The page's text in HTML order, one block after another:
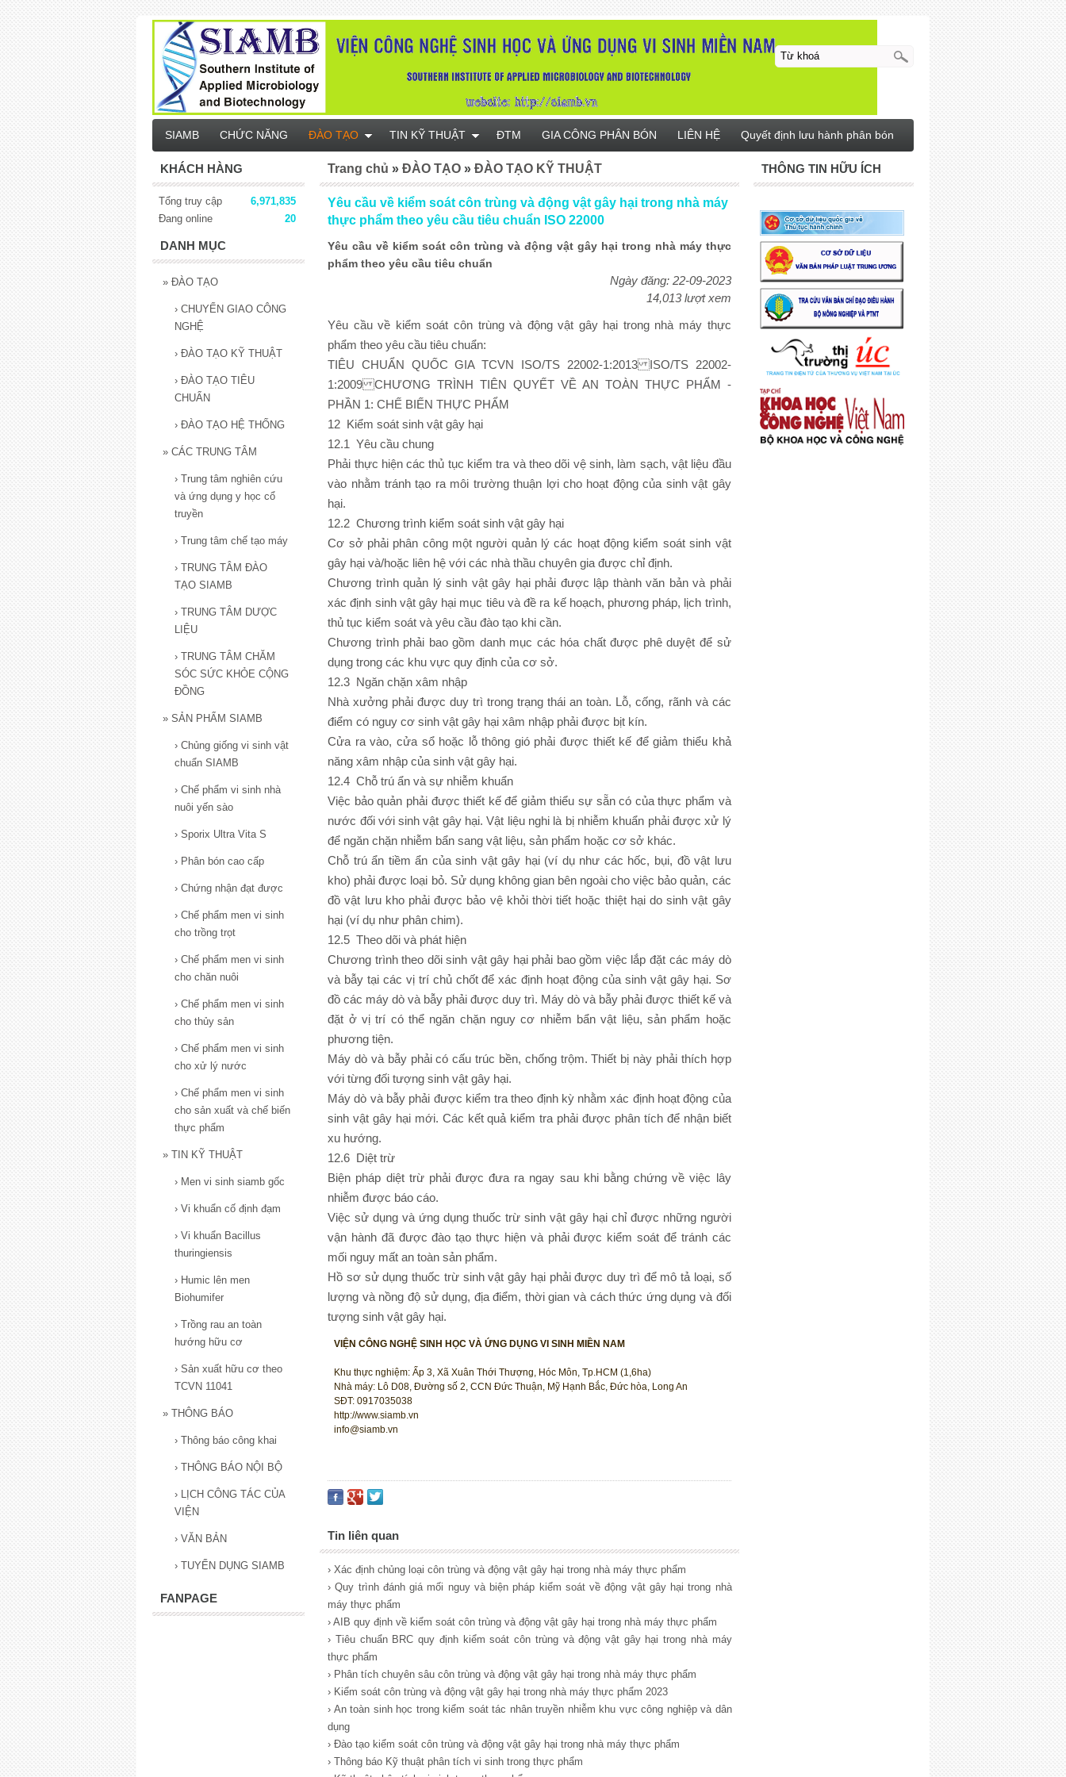
Yêu cầu về kiểm soát côn trùng và động vật gây hại trong nhà máy
thực phẩm theo yêu cầu tiêu chuẩn ISO 22000
Yêu cầu về kiểm soát côn trùng và động vật gây hại trong nhà máy thực
phẩm theo yêu cầu tiêu chuẩn
Ngày đăng: 22-09-2023
14,013 lượt xem
Yêu cầu về kiểm soát côn trùng và động vật gây hại trong nhà máy thực
phẩm theo yêu cầu tiêu chuẩn:
TIÊU CHUẨN QUỐC GIA TCVN ISO/TS 22002-1:2013 ISO/TS 22002-
1:2009 CHƯƠNG TRÌNH TIÊN QUYẾT VỀ AN TOÀN THỰC PHẨM -
PHẦN 1: CHẾ BIẾN THỰC PHẨM
12 Kiểm soát sinh vật gây hại
12.1 Yêu cầu chung
Phải thực hiện các thủ tục kiểm tra và theo dõi vệ sinh, làm sạch, vật liệu đầu
vào nhằm tránh tạo ra môi trường thuận lợi cho hoạt động của sinh vật gây
hại.
12.2 Chương trình kiểm soát sinh vật gây hại
Cơ sở phải phân công một người quản lý các hoạt động kiểm soát sinh vật
gây hại và/hoặc liên hệ với các nhà thầu chuyên gia được chỉ định.
Chương trình quản lý sinh vật gây hại phải được lập thành văn bản và phải
xác định sinh vật gây hại mục tiêu và đề ra kế hoạch, phương pháp, lịch trình,
thủ tục kiểm soát và yêu cầu đào tạo khi cần.
Chương trình phải bao gồm danh mục các hóa chất được phê duyệt để sử
dụng trong các khu vực quy định của cơ sở.
12.3 Ngăn chặn xâm nhập
Nhà xưởng phải được duy trì trong trạng thái an toàn. Lỗ, cống, rãnh và các
điểm có nguy cơ sinh vật gây hại xâm nhập phải được bịt kín.
Cửa ra vào, cửa sổ hoặc lỗ thông gió phải được thiết kế để giảm thiểu khả
năng xâm nhập của sinh vật gây hại.
12.4 Chỗ trú ẩn và sự nhiễm khuẩn
Việc bảo quản phải được thiết kế để giảm thiểu sự sẵn có của thực phẩm và
nước đối với sinh vật gây hại. Vật liệu nghi là bị nhiễm khuẩn phải được xử lý
để ngăn chặn nhiễm bẩn sang vật liệu, sản phẩm hoặc cơ sở khác.
Chỗ trú ẩn tiềm ẩn của sinh vật gây hại (ví dụ như các hốc, bụi, đồ vật lưu
kho) phải được loại bỏ. Sử dụng không gian bên ngoài cho việc bảo quản, các
đồ vật lưu kho phải được bảo vệ khỏi thời tiết hoặc thiệt hại do sinh vật gây
hại (ví dụ như phân chim).
12.5 Theo dõi và phát hiện
Chương trình theo dõi sinh vật gây hại phải bao gồm việc lắp đặt các máy dò
và bẫy tại các vị trí chủ chốt để xác định hoạt động của sinh vật gây hại. Sơ
đồ các máy dò và bẫy phải được duy trì. Máy dò và bẫy phải được thiết kế và
đặt ở vị trí có thể ngăn chặn nguy cơ nhiễm bẩn vật liệu, sản phẩm hoặc
phương tiện.
Máy dò và bẫy phải có cấu trúc bền, chống trộm. Thiết bị này phải thích hợp
với từng đối tượng sinh vật gây hại.
Máy dò và bẫy phải được kiểm tra theo định kỳ nhằm xác định hoạt động của
sinh vật gây hại mới. Các kết quả kiểm tra phải được phân tích để nhận biết
xu hướng.
12.6 Diệt trừ
Biện pháp diệt trừ phải được đưa ra ngay sau khi bằng chứng về việc lây
nhiễm được báo cáo.
Việc sử dụng và ứng dụng thuốc trừ sinh vật gây hại chỉ được những người
vận hành đã được đào tạo thực hiện và phải được kiểm soát để tránh các
mối nguy mất an toàn sản phẩm.
Hồ sơ sử dụng thuốc trừ sinh vật gây hại phải được duy trì để mô tả loại, số
lượng và nồng độ sử dụng, địa điểm, thời gian và cách thức ứng dụng và đối
tượng sinh vật gây hại.
VIỆN CÔNG NGHỆ SINH HỌC VÀ ỨNG DỤNG VI SINH MIỀN NAM
Khu thực nghiệm: Ấp 3, Xã Xuân Thới Thượng, Hóc Môn, Tp.HCM (1,6ha)
Nhà máy: Lô D08, Đường số 2, CCN Đức Thuận, Mỹ Hạnh Bắc, Đức hòa, Long An
SĐT: 0917035038
http://www.siamb.vn
info@siamb.vn
Tin liên quan
› Xác định chủng loại côn trùng và động vật gây hại trong nhà máy thực phẩm
› Quy trình đánh giá mối nguy và biện pháp kiểm soát về động vật gây hại trong nhà
máy thực phẩm
› AIB quy định về kiểm soát côn trùng và động vật gây hại trong nhà máy thực phẩm
› Tiêu chuẩn BRC quy định kiểm soát côn trùng và động vật gây hại trong nhà máy
thực phẩm
› Phân tích chuyên sâu côn trùng và động vật gây hại trong nhà máy thực phẩm
› Kiểm soát côn trùng và động vật gây hại trong nhà máy thực phẩm 2023
› An toàn sinh học trong kiểm soát tác nhân truyền nhiễm khu vực công nghiệp và dân
dụng
› Đào tạo kiểm soát côn trùng và động vật gây hại trong nhà máy thực phẩm
› Thông báo Kỹ thuật phân tích vi sinh trong thực phẩm
Trang chủ »ĐÀO TẠO »ĐÀO TẠO KỸ THUẬT THÔNG TIN HỮU ÍCH
KHÁCH HÀNG
Tổng truy cập
6,971,835
Đang online
20
DANH MỤC
» ĐÀO TẠO
› CHUYỂN GIAO CÔNG
NGHỆ
› ĐÀO TẠO KỸ THUẬT
› ĐÀO TẠO TIÊU
CHUẨN
› ĐÀO TẠO HỆ THỐNG
» CÁC TRUNG TÂM
› Trung tâm nghiên cứu
và ứng dụng y học cổ
truyền
› Trung tâm chế tạo máy
› TRUNG TÂM ĐÀO
TẠO SIAMB
› TRUNG TÂM DƯỢC
LIỆU
› TRUNG TÂM CHĂM
SÓC SỨC KHỎE CỘNG
ĐỒNG
» SẢN PHẨM SIAMB
› Chủng giống vi sinh vật
chuẩn SIAMB
› Chế phẩm vi sinh nhà
nuôi yến sào
› Sporix Ultra Vita S
› Phân bón cao cấp
› Chứng nhận đạt được
› Chế phẩm men vi sinh
cho trồng trọt
› Chế phẩm men vi sinh
cho chăn nuôi
› Chế phẩm men vi sinh
cho thủy sản
› Chế phẩm men vi sinh
cho xử lý nước
› Chế phẩm men vi sinh
cho sản xuất và chế biến
thực phẩm
» TIN KỸ THUẬT
› Men vi sinh siamb gốc
› Vi khuẩn cố định đạm
› Vi khuẩn Bacillus
thuringiensis
› Humic lên men
Biohumifer
› Trồng rau an toàn
hướng hữu cơ
› Sản xuất hữu cơ theo
TCVN 11041
» THÔNG BÁO
› Thông báo công khai
› THÔNG BÁO NỘI BỘ
› LỊCH CÔNG TÁC CỦA
VIỆN
› VĂN BẢN
› TUYỂN DỤNG SIAMB
FANPAGE
SIAMB CHỨC NĂNG ĐÀO TẠO TIN KỸ THUẬT ĐTM GIA CÔNG PHÂN BÓN LIÊN HỆ Quyết định lưu hành phân bón